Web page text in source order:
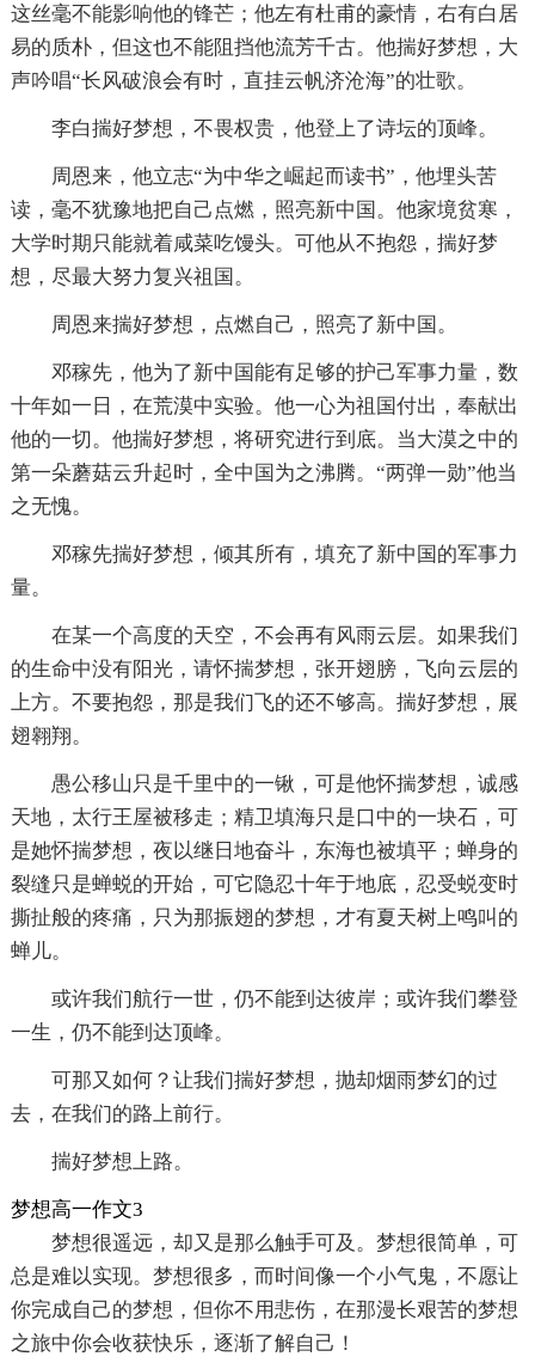
这丝毫不能影响他的锋芒；他左有杜甫的豪情，右有白居
易的质朴，但这也不能阻挡他流芳千古。他揣好梦想，大
声吟唱“长风破浪会有时，直挂云帆济沧海”的壮歌。
李白揣好梦想，不畏权贵，他登上了诗坛的顶峰。
周恩来，他立志“为中华之崛起而读书”，他埋头苦
读，毫不犹豫地把自己点燃，照亮新中国。他家境贫寒，
大学时期只能就着咸菜吃馒头。可他从不抱怨，揣好梦
想，尽最大努力复兴祖国。
周恩来揣好梦想，点燃自己，照亮了新中国。
邓稼先，他为了新中国能有足够的护己军事力量，数
十年如一日，在荒漠中实验。他一心为祖国付出，奉献出
他的一切。他揣好梦想，将研究进行到底。当大漠之中的
第一朵蘑菇云升起时，全中国为之沸腾。“两弹一勋”他当
之无愧。
邓稼先揣好梦想，倾其所有，填充了新中国的军事力
量。
在某一个高度的天空，不会再有风雨云层。如果我们
的生命中没有阳光，请怀揣梦想，张开翅膀，飞向云层的
上方。不要抱怨，那是我们飞的还不够高。揣好梦想，展
翅翱翔。
愚公移山只是千里中的一锹，可是他怀揣梦想，诚感
天地，太行王屋被移走；精卫填海只是口中的一块石，可
是她怀揣梦想，夜以继日地奋斗，东海也被填平；蝉身的
裂缝只是蝉蜕的开始，可它隐忍十年于地底，忍受蜕变时
撕扯般的疼痛，只为那振翅的梦想，才有夏天树上鸣叫的
蝉儿。
或许我们航行一世，仍不能到达彼岸；或许我们攀登
一生，仍不能到达顶峰。
可那又如何？让我们揣好梦想，抛却烟雨梦幻的过
去，在我们的路上前行。
揣好梦想上路。
梦想高一作文3
梦想很遥远，却又是那么触手可及。梦想很简单，可
总是难以实现。梦想很多，而时间像一个小气鬼，不愿让
你完成自己的梦想，但你不用悲伤，在那漫长艰苦的梦想
之旅中你会收获快乐，逐渐了解自己！